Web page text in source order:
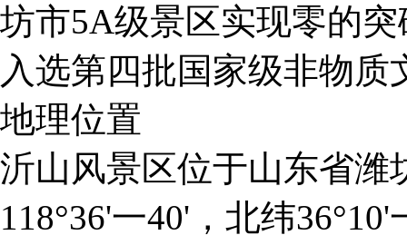
坊市5A级景区实现零的
入选第四批国家级非物
地理位置
沂山风景区位于山东省潍
118°36'一40'，北纬